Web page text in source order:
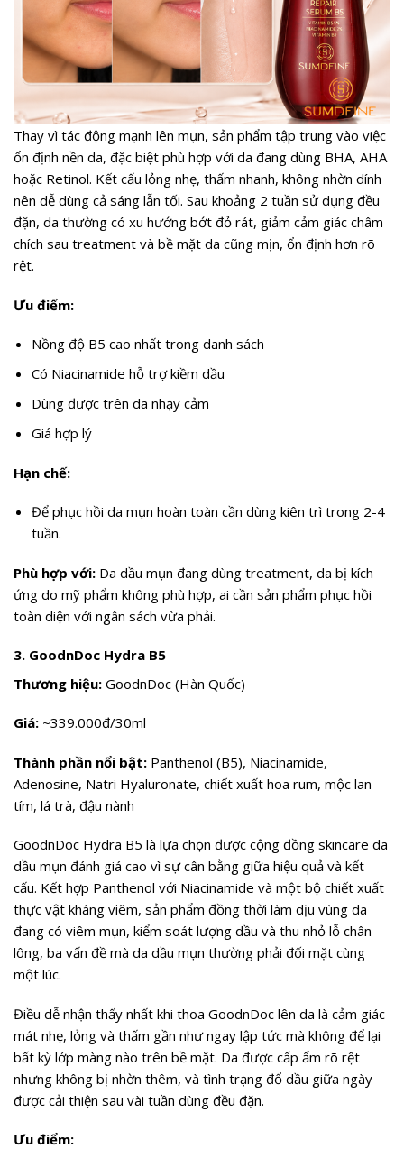
Thay vì tác động mạnh lên mụn, sản phẩm tập trung vào việc
ổn định nền da, đặc biệt phù hợp với da đang dùng BHA, AHA
hoặc Retinol. Kết cấu lỏng nhẹ, thấm nhanh, không nhờn dính
nên dễ dùng cả sáng lẫn tối. Sau khoảng 2 tuần sử dụng đều
đặn, da thường có xu hướng bớt đỏ rát, giảm cảm giác châm
chích sau treatment và bề mặt da cũng mịn, ổn định hơn rõ
rệt.
Ưu điểm:
Nồng độ B5 cao nhất trong danh sách
Có Niacinamide hỗ trợ kiềm dầu
Dùng được trên da nhạy cảm
Giá hợp lý
Hạn chế:
Để phục hồi da mụn hoàn toàn cần dùng kiên trì trong 2-4
tuần.
Phù hợp với: Da dầu mụn đang dùng treatment, da bị kích
ứng do mỹ phẩm không phù hợp, ai cần sản phẩm phục hồi
toàn diện với ngân sách vừa phải.
3. GoodnDoc Hydra B5
Thương hiệu: GoodnDoc (Hàn Quốc)
Giá: ~339.000đ/30ml
Thành phần nổi bật: Panthenol (B5), Niacinamide,
Adenosine, Natri Hyaluronate, chiết xuất hoa rum, mộc lan
tím, lá trà, đậu nành
GoodnDoc Hydra B5 là lựa chọn được cộng đồng skincare da
dầu mụn đánh giá cao vì sự cân bằng giữa hiệu quả và kết
cấu. Kết hợp Panthenol với Niacinamide và một bộ chiết xuất
thực vật kháng viêm, sản phẩm đồng thời làm dịu vùng da
đang có viêm mụn, kiểm soát lượng dầu và thu nhỏ lỗ chân
lông, ba vấn đề mà da dầu mụn thường phải đối mặt cùng
một lúc.
Điều dễ nhận thấy nhất khi thoa GoodnDoc lên da là cảm giác
mát nhẹ, lỏng và thấm gần như ngay lập tức mà không để lại
bất kỳ lớp màng nào trên bề mặt. Da được cấp ẩm rõ rệt
nhưng không bị nhờn thêm, và tình trạng đổ dầu giữa ngày
được cải thiện sau vài tuần dùng đều đặn.
Ưu điểm: